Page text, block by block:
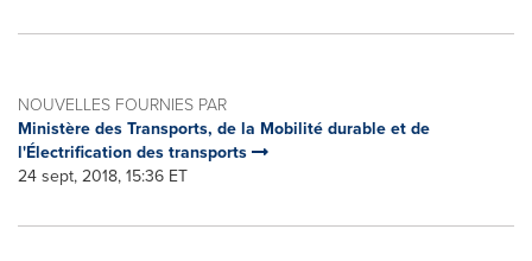
NOUVELLES FOURNIES PAR
Ministère des Transports, de la Mobilité durable et de
l'Électrification des transports
24 sept, 2018, 15:36 ET